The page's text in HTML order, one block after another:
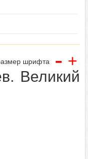
шрифта - +
Великий